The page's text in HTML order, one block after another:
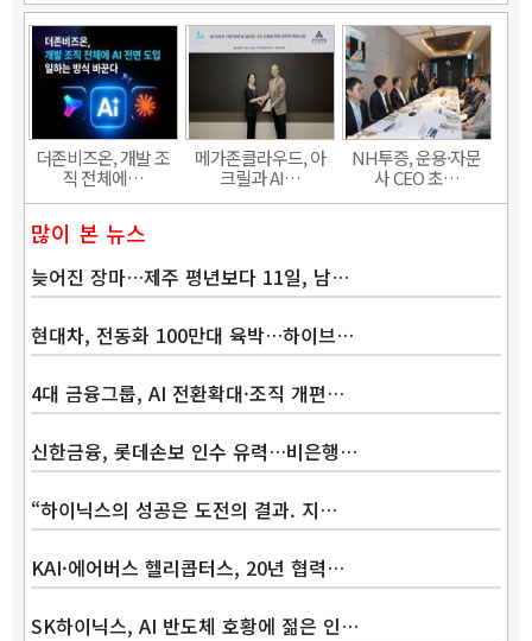
더존비즈온, 개발 조
직 전체에…
메가존클라우드, 아
크릴과 AI…
NH투증, 운용·자문
사 CEO 초…
많이 본 뉴스
늦어진 장마…제주 평년보다 11일, 남…
현대차, 전동화 100만대 육박…하이브…
4대 금융그룹, AI 전환확대·조직 개편…
신한금융, 롯데손보 인수 유력…비은행…
“하이닉스의 성공은 도전의 결과. 지…
KAI·에어버스 헬리콥터스, 20년 협력…
SK하이닉스, AI 반도체 호황에 젊은 인…